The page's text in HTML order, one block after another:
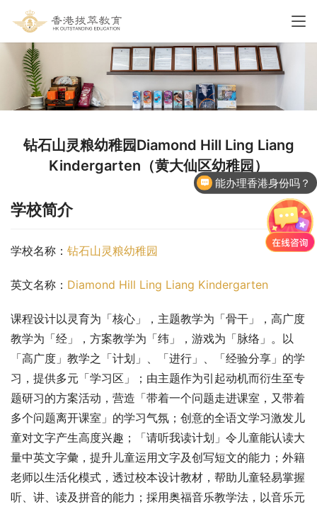
钻石山灵粮幼稚园Diamond Hill Ling Liang
Kindergarten（黄大仙区幼稚园）
学校简介
学校名称： 钻石山灵粮幼稚园
英文名称： Diamond Hill Ling Liang Kindergarten
课程设计以灵育为「核心」，主题教学为「骨干」，高广度
教学为「经」，方案教学为「纬」，游戏为「脉络」。以
「高广度」教学之「计划」、「进行」、「经验分享」的学
习，提供多元「学习区」；由主题作为引起动机而衍生至专
题研习的方案活动，营造「带着一个问题走进课室，又带着
多个问题离开课室」的学习气氛；创意的全语文学习激发儿
童对文字产生高度兴趣；「请听我读计划」令儿童能认读大
量中英文字彙，提升儿童运用文字及创写短文的能力；外籍
老师以生活化模式，透过校本设计教材，帮助儿童轻易掌握
听、讲、读及拼音的能力；採用奥福音乐教学法，以音乐元
能办理香港身份吗？